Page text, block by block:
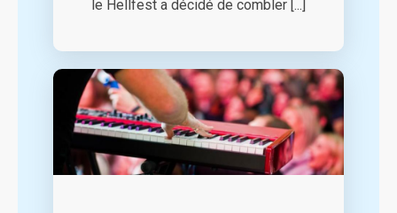
le Hellfest a décidé de combler [...]